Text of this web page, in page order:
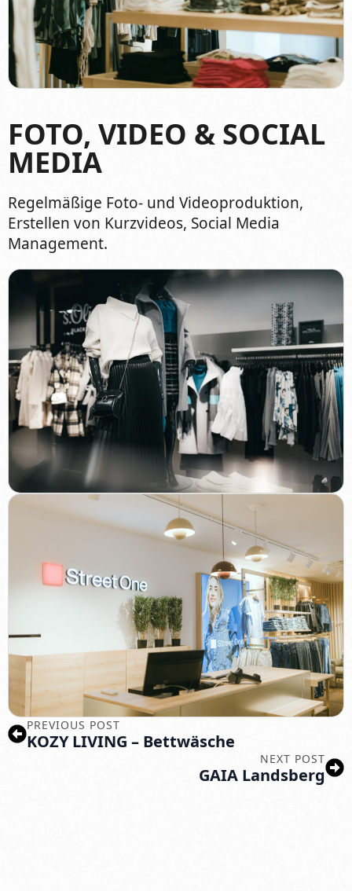
FOTO, VIDEO & SOCIAL
MEDIA
Regelmäßige Foto- und Videoproduktion,
Erstellen von Kurzvideos, Social Media
Management.
PREVIOUS POST
KOZY LIVING – Bettwäsche
NEXT POST
GAIA Landsberg